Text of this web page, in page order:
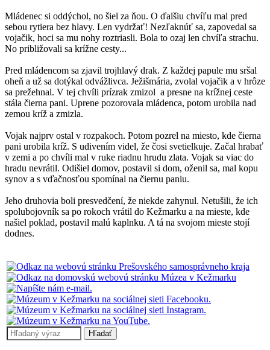
Mládenec si oddýchol, no šiel za ňou. O ďalšiu chvíľu mal pred
sebou rytiera bez hlavy. Len vydržať! Nezľaknúť sa, zapovedal sa
vojačik, hoci sa mu nohy roztriasli. Bola to ozaj len chvíľa strachu.
No približovali sa krížne cesty...
Pred mládencom sa zjavil trojhlavý drak. Z každej papule mu sršal
oheň a už sa dotýkal odvážlivca. Ježišmária, zvolal vojačik a v hrôze
sa prežehnal. V tej chvíli prízrak zmizol a presne na krížnej ceste
stála čierna pani. Uprene pozorovala mládenca, potom urobila nad
zemou kríž a zmizla.
Vojak najprv ostal v rozpakoch. Potom pozrel na miesto, kde čierna
pani urobila kríž. S udivením videl, že čosi svetielkuje. Začal hrabať
v zemi a po chvíli mal v ruke riadnu hrudu zlata. Vojak sa viac do
hradu nevrátil. Odišiel domov, postavil si dom, oženil sa, mal kopu
synov a s vďačnosťou spomínal na čiernu paniu.
Jeho druhovia boli presvedčení, že niekde zahynul. Netušili, že ich
spolubojovník sa po rokoch vrátil do Kežmarku a na mieste, kde
našiel poklad, postavil malú kaplnku. A tá na svojom mieste stojí
dodnes.